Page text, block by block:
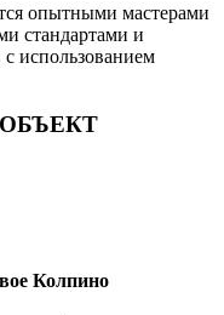
опытными мастерами
стандартами и
использованием
Колпино